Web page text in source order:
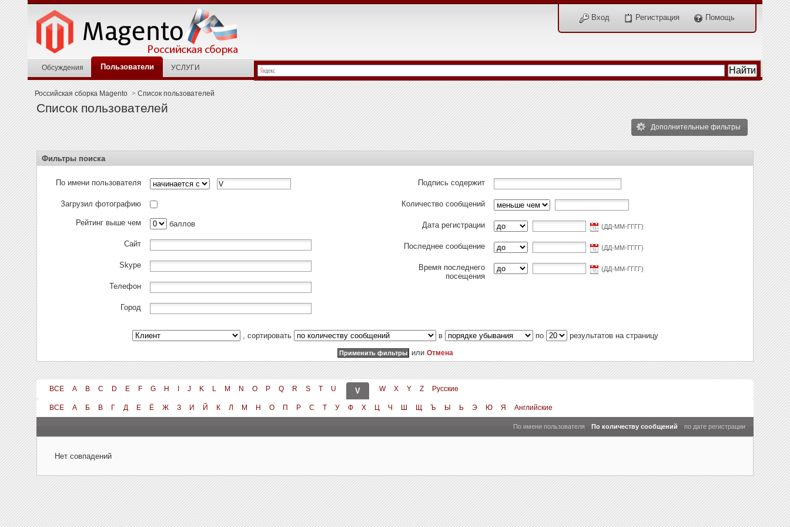
Вход Регистрация Помощь
Обсуждения Пользователи УСЛУГИ
Российская сборка Magento > Список пользователей
Список пользователей
Дополнительные фильтры
Фильтры поиска
По имени пользователя
Загрузил фотографию
Рейтинг выше чем баллов
Сайт
Skype
Телефон
Город
Подпись содержит
Количество сообщений
Дата регистрации (ДД-ММ-ГГГГ)
Последнее сообщение (ДД-ММ-ГГГГ)
Время последнего
посещения
(ДД-ММ-ГГГГ)
, сортировать в по
результатов на страницу
или Отмена
ВСЕ A B C D E F G H J K M N O P Q R S T U V W X Y Z Русские
ВСЕ А Б В Г Д Е Ё Ж З И Й К Л М Н О П Р С Т У Ф Х Ч Ъ Ы Ь Э Ю Я Английские
По имени пользователя По количеству сообщений по дате регистрации
Нет совпадений